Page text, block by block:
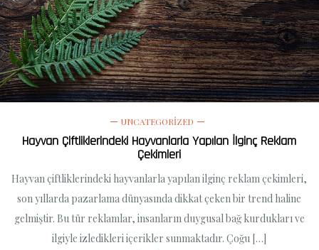
UNCATEGORIZED
Hayvan Çiftliklerindeki Hayvanlarla Yapılan İlginç Reklam
Çekimleri
Hayvan çiftliklerindeki hayvanlarla yapılan ilginç reklam çekimleri,
son yıllarda pazarlama dünyasında dikkat çeken bir trend haline
gelmiştir. Bu tür reklamlar, insanların duygusal bağ kurdukları ve
ilgiyle izledikleri içerikler sunmaktadır. Çoğu […]